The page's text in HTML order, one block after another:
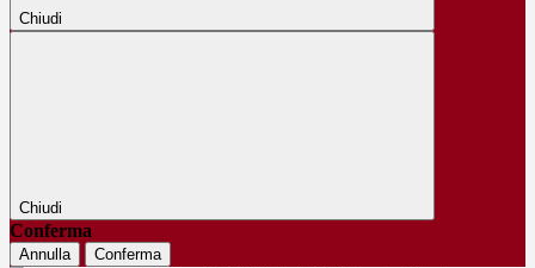
Chiudi
Chiudi
Conferma
Annulla Conferma